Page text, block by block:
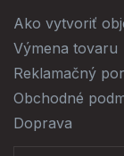
Ako vytvoriť
Výmena tovaru
Reklamačný
Obchodné
Doprava